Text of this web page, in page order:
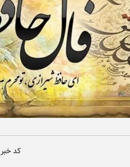
کد خبر :